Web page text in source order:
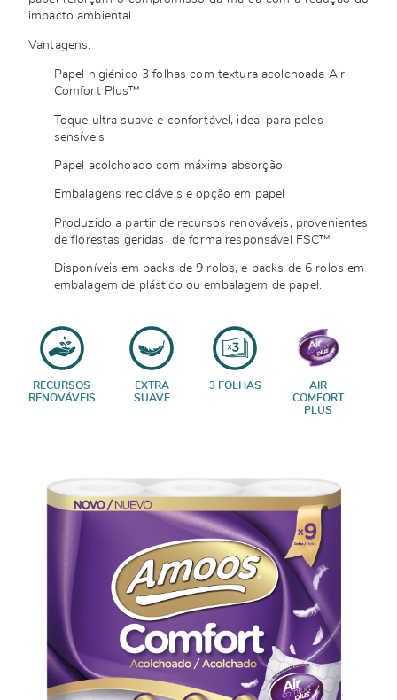
impacto ambiental.
Vantagens:
Papel higiénico 3 folhas com textura acolchoada Air
Comfort Plus™
Toque ultra suave e confortável, ideal para peles
sensíveis
Papel acolchoado com máxima absorção
Embalagens recicláveis e opção em papel
Produzido a partir de recursos renováveis, provenientes
de florestas geridas de forma responsável FSC™
Disponíveis em packs de 9 rolos, e packs de 6 rolos em
embalagem de plástico ou embalagem de papel.
RECURSOS
RENOVÁVEIS
EXTRA
SUAVE
3 FOLHAS
AIR
COMFORT
PLUS